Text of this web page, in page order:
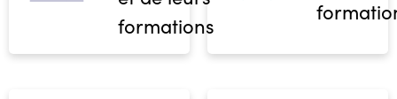
formations